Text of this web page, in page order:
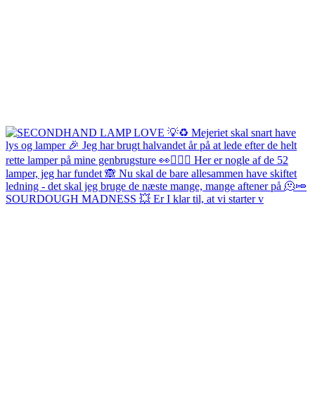
SOURDOUGH MADNESS 💥 Er I klar til, at vi starter v